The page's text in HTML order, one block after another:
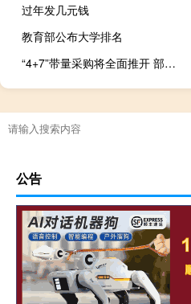
过年发几元钱
教育部公布大学排名
“4+7”带量采购将全面推开 部分药品全国性降价通道开启
公告